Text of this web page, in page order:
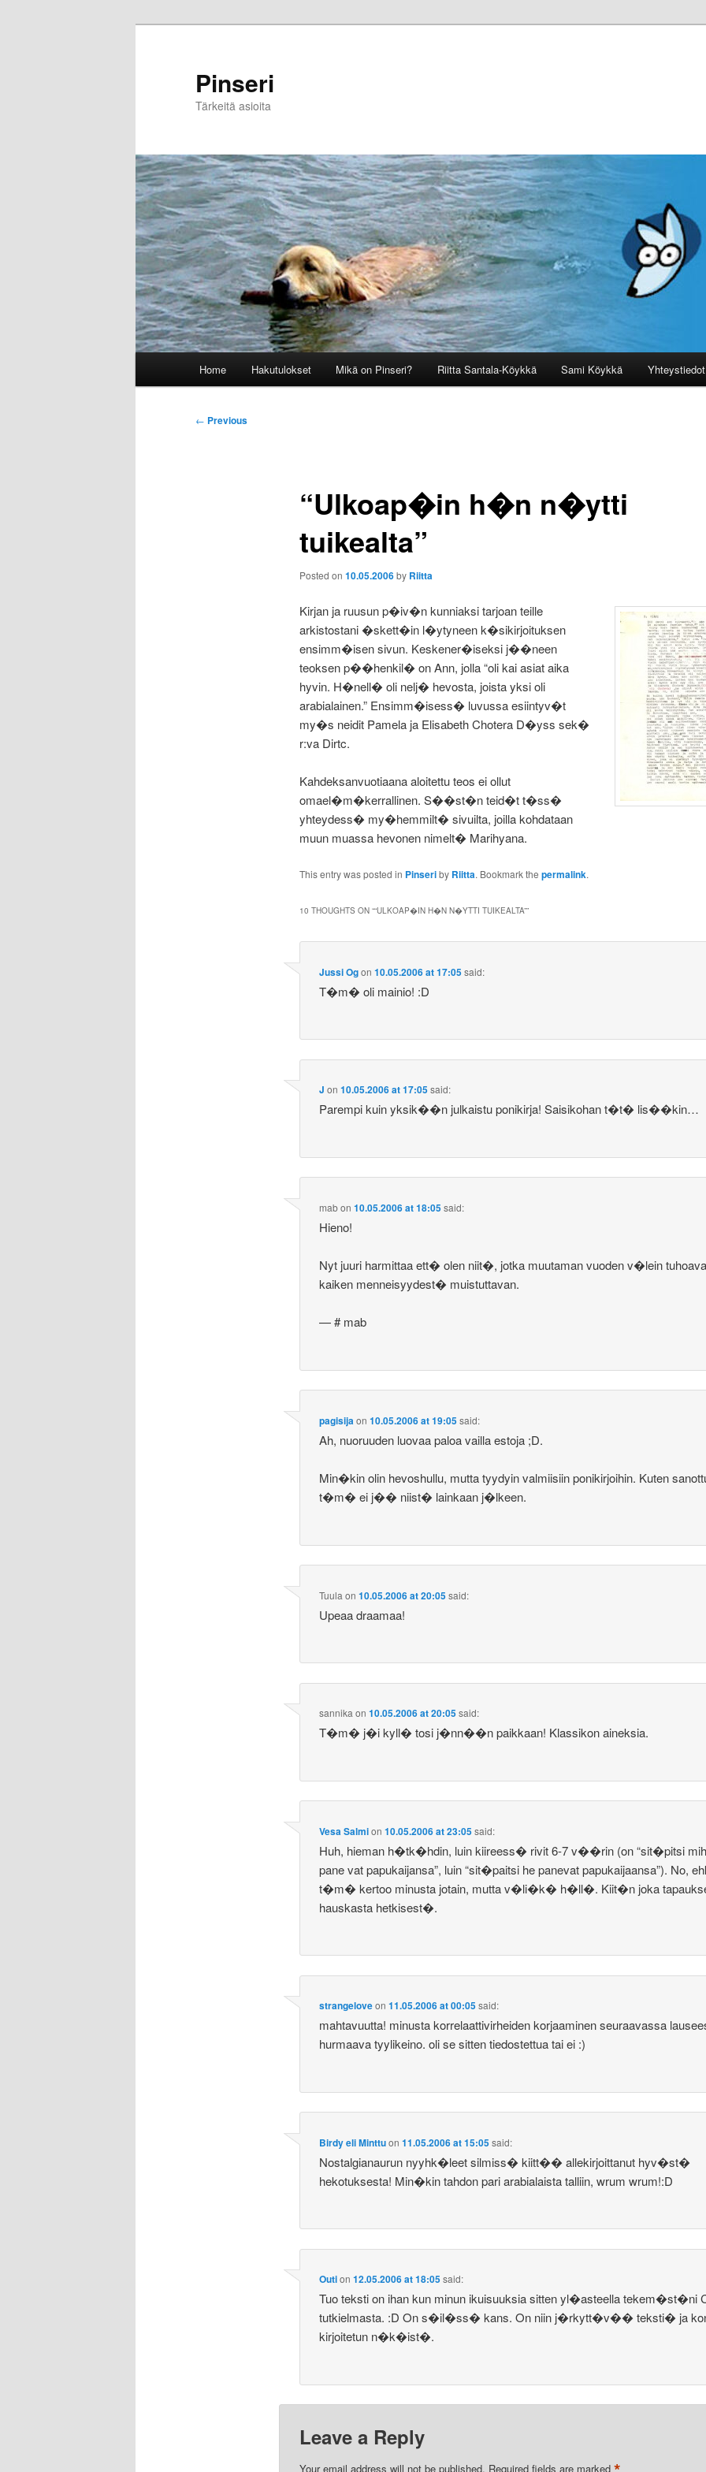
Pinseri
Tärkeitä asioita
Home Hakutulokset Mikä on Pinseri? Riitta Santala-Köykkä Sami Köykkä Yhteystiedot
Post
← Previous
“Ulkoap�in h�n n�ytti
tuikealta”
Posted on 10.05.2006by Riitta
Kirjan ja ruusun p�iv�n kunniaksi tarjoan teille
arkistostani �skett�in l�ytyneen k�sikirjoituksen
ensimm�isen sivun. Keskener�iseksi j��neen
teoksen p��henkil� on Ann, jolla “oli kai asiat aika
hyvin. H�nell� oli nelj� hevosta, joista yksi oli
arabialainen.” Ensimm�isess� luvussa esiintyv�t
my�s neidit Pamela ja Elisabeth Chotera D�yss sek�
r:va Dirtc.
Kahdeksanvuotiaana aloitettu teos ei ollut
omael�m�kerrallinen. S��st�n teid�t t�ss�
yhteydess� my�hemmilt� sivuilta, joilla kohdataan
muun muassa hevonen nimelt� Marihyana.
This entry was posted in Pinseriby Riitta. Bookmark the permalink.
10 THOUGHTS ON ““ULKOAP�IN H�N N�YTTI TUIKEALTA””
Jussi Ogon10.05.2006 at 17:05said:
T�m� oli mainio! :D
J on10.05.2006 at 17:05said:
Parempi kuin yksik��n julkaistu ponikirja! Saisikohan t�t� lis��kin…
mabon10.05.2006 at 18:05said:
Hieno!
Nyt juuri harmittaa ett� olen niit�, jotka muutaman vuoden v�lein
kaiken menneisyydest� muistuttavan.
— # mab
pagisijaon10.05.2006 at 19:05said:
Ah, nuoruuden luovaa paloa vailla estoja ;D.
Min�kin olin hevoshullu, mutta tyydyin valmiisiin ponikirjoihin. Kuten
t�m� ei j�� niist� lainkaan j�lkeen.
Tuula on10.05.2006 at 20:05said:
Upeaa draamaa!
sannika on10.05.2006 at 20:05said:
T�m� j�i kyll� tosi j�nn��n paikkaan! Klassikon aineksia.
Vesa Salmion10.05.2006 at 23:05said:
Huh, hieman h�tk�hdin, luin kiireess� rivit 6-7 v��rin (on “sit�pitsi
pane vat papukaijansa”, luin “sit�paitsi he panevat papukaijaansa”). No,
t�m� kertoo minusta jotain, mutta v�li�k� h�ll�. Kiit�n joka
hauskasta hetkisest�.
strangeloveon11.05.2006 at 00:05said:
mahtavuutta! minusta korrelaattivirheiden korjaaminen seuraavassa
hurmaava tyylikeino. oli se sitten tiedostettua tai ei :)
Birdy eli Minttuon11.05.2006 at 15:05said:
Nostalgianaurun nyyhk�leet silmiss� kiitt�� allekirjoittanut hyv�st�
hekotuksesta! Min�kin tahdon pari arabialaista talliin, wrum wrum!:D
Oution12.05.2006 at 18:05said:
Tuo teksti on ihan kun minun ikuisuuksia sitten yl�asteella tekem�st�ni
tutkielmasta. :D On s�il�ss� kans. On niin j�rkytt�v�� teksti� ja
kirjoitetun n�k�ist�.
Leave a Reply
Your email address will not be published. Required fields are marked